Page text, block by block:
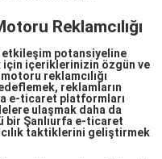
Reklamcılığı
etkileşim potansiyeline
içeriklerinizin özgün ve
reklamcılığı
reklamların
e-ticaret platformları
ulaşmak daha da
bir Şanlıurfa e-ticaret
taktiklerini geliştirmek